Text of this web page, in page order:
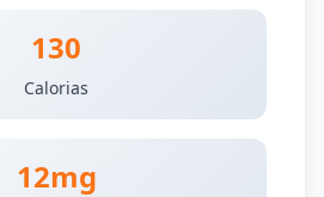
130
Calorias
12mg